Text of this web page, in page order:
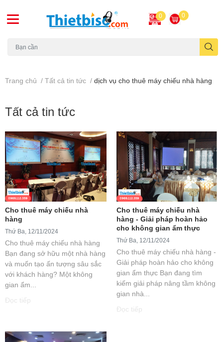
0 0
Trang chủ / Tất cả tin tức / dịch vụ cho thuê máy chiếu nhà hàng
Tất cả tin tức
Cho thuê máy chiếu nhà
hàng
Thứ Ba, 12/11/2024
Cho thuê máy chiếu nhà hàng
Bạn đang sở hữu một nhà hàng
và muốn tạo ấn tượng sâu sắc
với khách hàng? Một không
gian ẩm...
Đọc tiếp
Cho thuê máy chiếu nhà
hàng - Giải pháp hoàn hảo
cho không gian ẩm thực
Thứ Ba, 12/11/2024
Cho thuê máy chiếu nhà hàng -
Giải pháp hoàn hảo cho không
gian ẩm thực Bạn đang tìm
kiếm giải pháp nâng tầm không
gian nhà...
Đọc tiếp